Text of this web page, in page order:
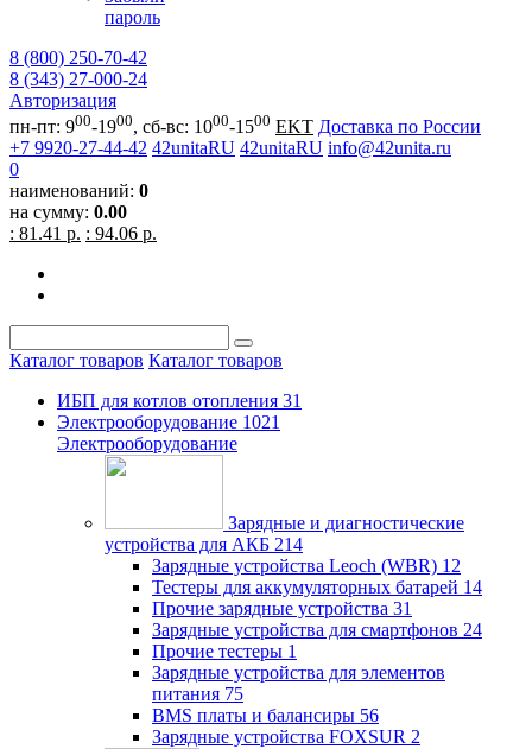
пароль
8 (800) 250-70-42
8 (343) 27-000-24
Авторизация
пн-пт: 900-1900, сб-вс: 1000-1500 EKT Доставка по России
+7 9920-27-44-42 42unitaRU 42unitaRU info@42unita.ru
0
наименований: 0
на сумму: 0.00
: 81.41 р. : 94.06 р.
Каталог товаров Каталог товаров
ИБП для котлов отопления 31
Электрооборудование 1021
Электрооборудование
Зарядные и диагностические
устройства для АКБ 214
Зарядные устройства Leoch (WBR) 12
Тестеры для аккумуляторных батарей 14
Прочие зарядные устройства 31
Зарядные устройства для смартфонов 24
Прочие тестеры 1
Зарядные устройства для элементов
питания 75
BMS платы и балансиры 56
Зарядные устройства FOXSUR 2